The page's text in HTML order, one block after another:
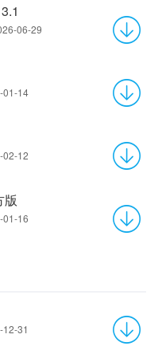
06-29
01-14
02-12
版
01-16
31